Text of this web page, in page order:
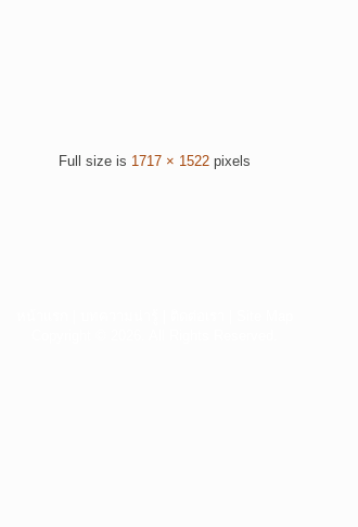
Full size is 1717 × 1522pixels